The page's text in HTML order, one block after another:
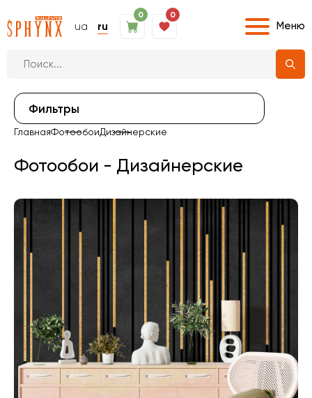
ua ru
0 0
Меню
Фильтры
ГлавнаяФотообоиДизайнерские
Фотообои - Дизайнерские